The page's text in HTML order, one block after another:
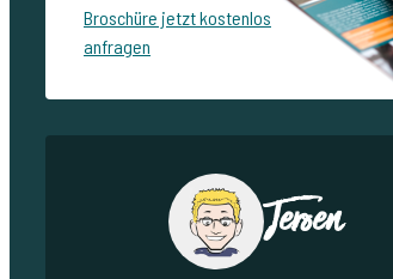
Broschüre jetzt kostenlos
anfragen
Jeroen